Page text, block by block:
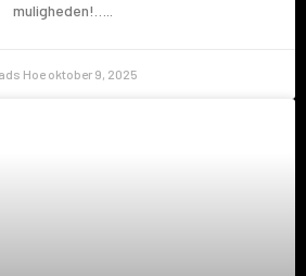
muligheden!…..
Hoe oktober 9, 2025